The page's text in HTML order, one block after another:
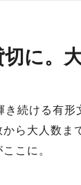
に。
続ける有
ら大人数
こに。